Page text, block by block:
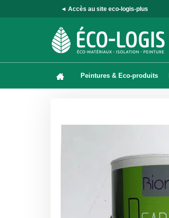
◄ Accès au site eco-logis-plus
Peintures & Eco-produits